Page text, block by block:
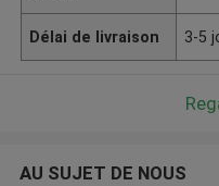
Délai de livraison 3-5
AU SUJET DE NOUS